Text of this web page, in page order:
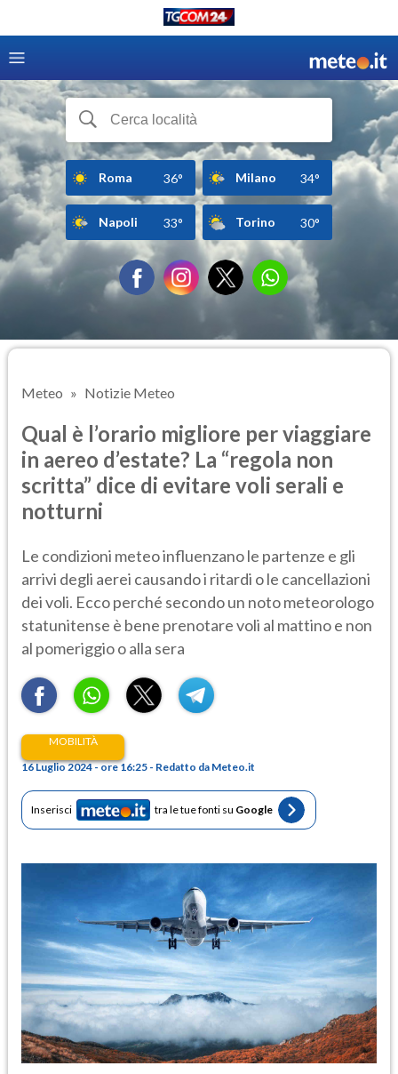
Roma 36° Milano 34°
Napoli 33° Torino 30°
Meteo Notizie Meteo
Qual è l’orario migliore per viaggiare
in aereo d’estate? La “regola non
scritta” dice di evitare voli serali e
notturni
Le condizioni meteo influenzano le partenze e gli
arrivi degli aerei causando i ritardi o le cancellazioni
dei voli. Ecco perché secondo un noto meteorologo
statunitense è bene prenotare voli al mattino e non
al pomeriggio o alla sera
MOBILITÀ
16 Luglio 2024 - ore 16:25 - Redatto da Meteo.it
Inserisci tra le tue fonti su Google